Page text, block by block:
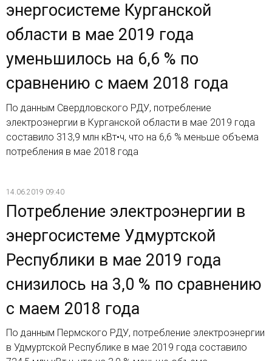
энергосистеме Курганской
области в мае 2019 года
уменьшилось на 6,6 % по
сравнению с маем 2018 года
По данным Свердловского РДУ, потребление
электроэнергии в Курганской области в мае 2019 года
составило 313,9 млн кВт•ч, что на 6,6 % меньше объема
потребления в мае 2018 года
14.06.2019 09:40
Потребление электроэнергии в
энергосистеме Удмуртской
Республики в мае 2019 года
снизилось на 3,0 % по сравнению
с маем 2018 года
По данным Пермского РДУ, потребление электроэнергии
в Удмуртской Республике в мае 2019 года составило